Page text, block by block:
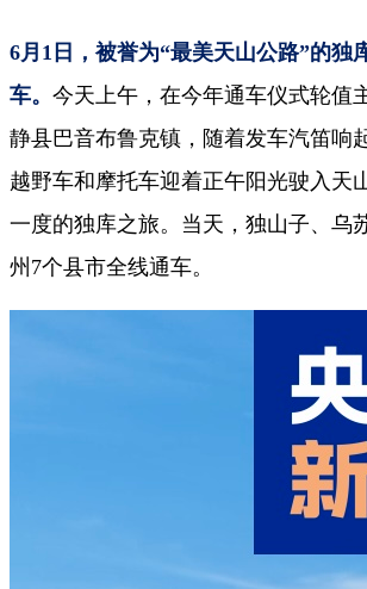
6月1日，被誉为“最美天山公路”的独
车。 今天上午，在今年通车仪式轮
静县巴音布鲁克镇，随着发车汽笛响
越野车和摩托车迎着正午阳光驶入天
一度的独库之旅。当天，独山子、乌
州7个县市全线通车。